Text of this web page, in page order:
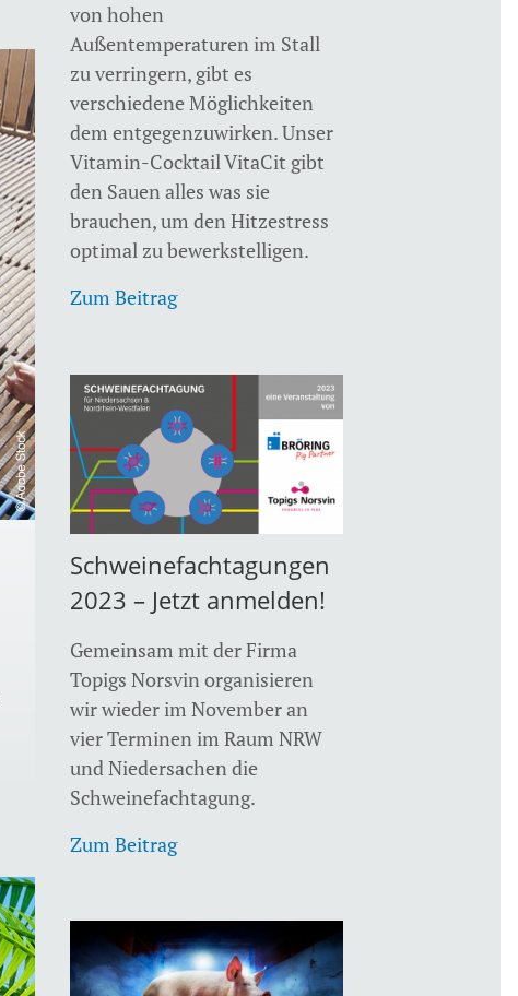
von hohen
Außentemperaturen im Stall
zu verringern, gibt es
verschiedene Möglichkeiten
dem entgegenzuwirken. Unser
Vitamin-Cocktail VitaCit gibt
den Sauen alles was sie
brauchen, um den Hitzestress
optimal zu bewerkstelligen.
Zum Beitrag
Schweinefachtagungen
2023 – Jetzt anmelden!
Gemeinsam mit der Firma
Topigs Norsvin organisieren
wir wieder im November an
vier Terminen im Raum NRW
und Niedersachen die
Schweinefachtagung.
Zum Beitrag